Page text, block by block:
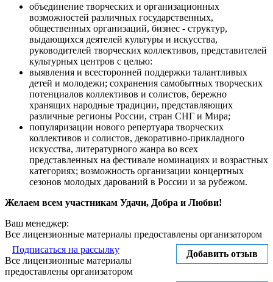
объединение творческих и организационных
возможностей различных государственных,
общественных организаций, бизнес - структур,
выдающихся деятелей культуры и искусства,
руководителей творческих коллективов, представителей
культурных центров с целью:
выявления и всесторонней поддержки талантливых
детей и молодежи; сохранения самобытных творческих
потенциалов коллективов и солистов, бережно
хранящих народные традиции, представляющих
различные регионы России, стран СНГ и Мира;
популяризации нового репертуара творческих
коллективов и солистов, декоративно-прикладного
искусства, литературного жанра во всех
представленных на фестивале номинациях и возрастных
категориях; возможность организации концертных
сезонов молодых дарований в России и за рубежом.
Желаем всем участникам Удачи, Добра и Любви!
Ваш менеджер:
Все лицензионные материалы предоставлены организатором
Добавить отзыв
Подписаться на рассылку
Все лицензионные материалы
предоставлены организатором